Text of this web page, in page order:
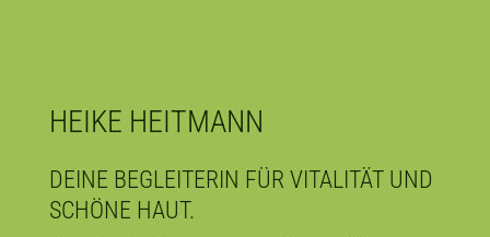
HEIKE HEITMANN
DEINE BEGLEITERIN FÜR VITALITÄT UND
SCHÖNE HAUT.